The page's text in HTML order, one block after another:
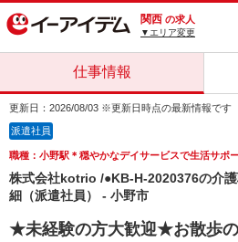
関西 の求人
▼エリア変更
仕事情報
更新日：2026/08/03 ※更新日時点の最新情報です
派遣社員
職種：小野駅＊穏やかなデイサービスで生活サポ
株式会社kotrio /●KB-H-2020376の介
細（派遣社員） - 小野市
★未経験の方大歓迎★お散歩